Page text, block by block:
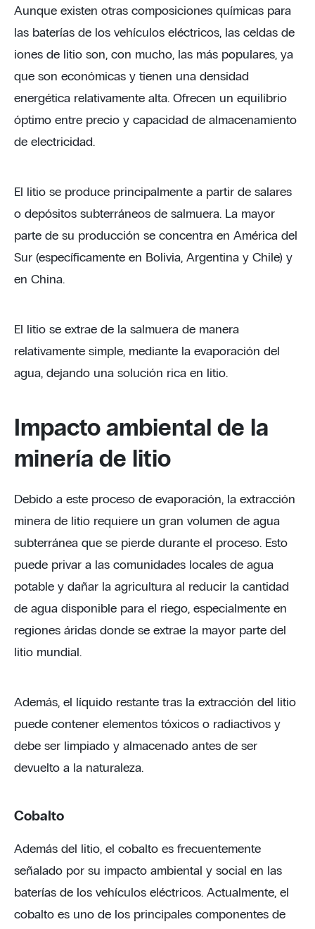
Aunque existen otras composiciones químicas para
las baterías de los vehículos eléctricos, las celdas de
iones de litio son, con mucho, las más populares, ya
que son económicas y tienen una densidad
energética relativamente alta. Ofrecen un equilibrio
óptimo entre precio y capacidad de almacenamiento
de electricidad.
El litio se produce principalmente a partir de salares
o depósitos subterráneos de salmuera. La mayor
parte de su producción se concentra en América del
Sur (específicamente en Bolivia, Argentina y Chile) y
en China.
El litio se extrae de la salmuera de manera
relativamente simple, mediante la evaporación del
agua, dejando una solución rica en litio.
Impacto ambiental de la
minería de litio
Debido a este proceso de evaporación, la extracción
minera de litio requiere un gran volumen de agua
subterránea que se pierde durante el proceso. Esto
puede privar a las comunidades locales de agua
potable y dañar la agricultura al reducir la cantidad
de agua disponible para el riego, especialmente en
regiones áridas donde se extrae la mayor parte del
litio mundial.
Además, el líquido restante tras la extracción del litio
puede contener elementos tóxicos o radiactivos y
debe ser limpiado y almacenado antes de ser
devuelto a la naturaleza.
Cobalto
Además del litio, el cobalto es frecuentemente
señalado por su impacto ambiental y social en las
baterías de los vehículos eléctricos. Actualmente, el
cobalto es uno de los principales componentes de